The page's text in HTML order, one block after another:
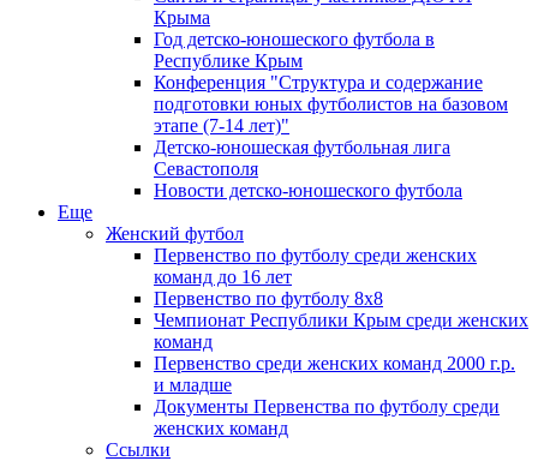
Крыма
Год детско-юношеского футбола в
Республике Крым
Конференция "Структура и содержание
подготовки юных футболистов на базовом
этапе (7-14 лет)"
Детско-юношеская футбольная лига
Севастополя
Новости детско-юношеского футбола
Еще
Женский футбол
Первенство по футболу среди женских
команд до 16 лет
Первенство по футболу 8х8
Чемпионат Республики Крым среди женских
команд
Первенство среди женских команд 2000 г.р.
и младше
Документы Первенства по футболу среди
женских команд
Ссылки